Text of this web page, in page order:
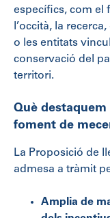
específics, com el
l’occità, la
o les entitats
conservació del
territori.
Què
foment de
La Proposició de
admesa a tràmit
Amplia de